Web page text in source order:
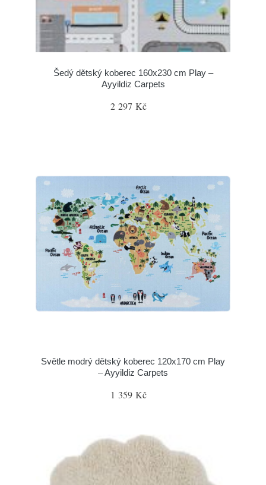
Šedý dětský koberec 160x230 cm Play –
Ayyildiz Carpets
2 297 Kč
Světle modrý dětský koberec 120x170 cm Play
– Ayyildiz Carpets
1 359 Kč